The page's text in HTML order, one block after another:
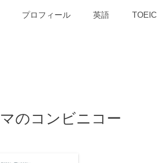
プロフィール 英語 TOEIC
のコンビニコー